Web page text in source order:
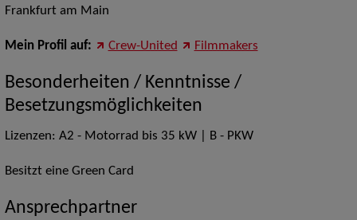
Frankfurt am Main
Mein Profil auf: Crew-United Filmmakers
Besonderheiten / Kenntnisse /
Besetzungsmöglichkeiten
Lizenzen: A2 - Motorrad bis 35 kW | B - PKW
Besitzt eine Green Card
Ansprechpartner